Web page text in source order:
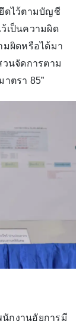
ดไว้ตามบัญชี
เป็นความผิด
มผิดหรือได้มา
นจัดการตาม
ตรา 85”
กงานอัยการมี